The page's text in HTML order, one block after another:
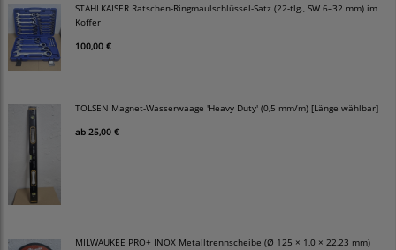
STAHLKAISER Ratschen-Ringmaulschlüssel-Satz (22-tlg., SW 6–32 mm) im
Koffer
100,00 €
TOLSEN Magnet-Wasserwaage 'Heavy Duty' (0,5 mm/m) [Länge wählbar]
ab 25,00 €
MILWAUKEE PRO+ INOX Metalltrennscheibe (Ø 125 × 1,0 × 22,23 mm)